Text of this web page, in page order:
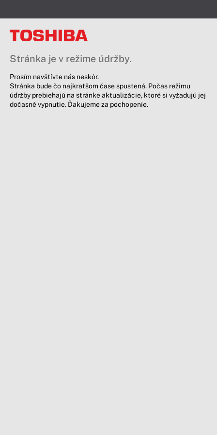
Stránka je v režime údržby.
Prosím navštívte nás neskôr.
Stránka bude čo najkratšom čase spustená. Počas režimu
údržby prebiehajú na stránke aktualizácie, ktoré si vyžadujú jej
dočasné vypnutie. Ďakujeme za pochopenie.